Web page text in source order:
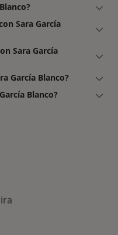
Sara García
Sara García
García Blanco?
Blanco?